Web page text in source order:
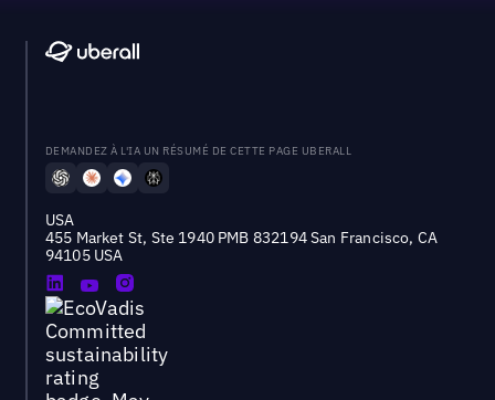
DEMANDEZ À L'IA UN RÉSUMÉ DE CETTE PAGE UBERALL
USA
455 Market St, Ste 1940 PMB 832194 San Francisco, CA
94105 USA